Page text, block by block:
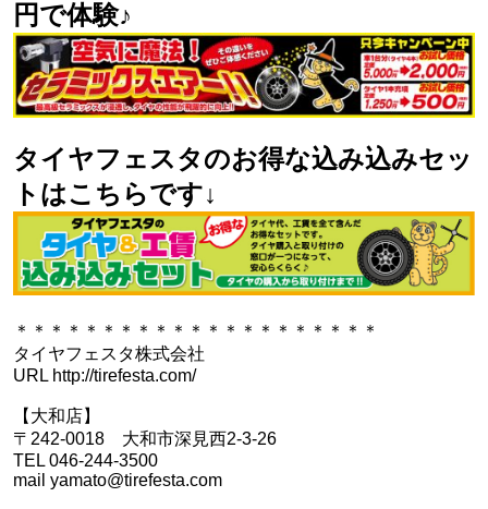
円で体験♪
タイヤフェスタのお得な込み込みセッ
トはこちらです↓
＊＊＊＊＊＊＊＊＊＊＊＊＊＊＊＊＊＊＊＊＊
タイヤフェスタ株式会社
URL http://tirefesta.com/
【大和店】
〒242-0018 大和市深見西2-3-26
TEL 046-244-3500
mail yamato@tirefesta.com